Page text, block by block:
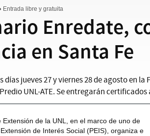
libre y gratuita
Enredate,
en Santa Fe
días jueves 27 y viernes 28 de agosto en
UNL-ATE. Se entregarán
Extensión de la UNL, en el marco de uno de
de Interés Social (PEIS), organiza e